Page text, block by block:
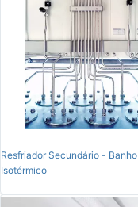
Resfriador Secundário - Banho
Isotérmico